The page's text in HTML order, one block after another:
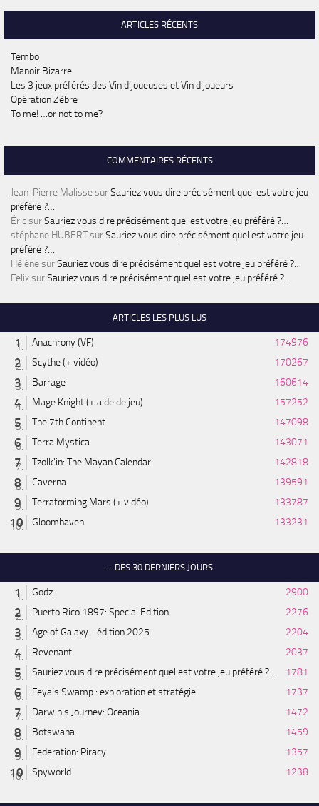
ARTICLES RÉCENTS
Tembo
Manoir Bizarre
Les 3 jeux préférés des Vin d’joueuses et Vin d’joueurs
Opération Zèbre
To me! …or not to me?
COMMENTAIRES RÉCENTS
Jean-Pierre MalissesurSauriez vous dire précisément quel est votre jeu
préféré ?…
ÉricsurSauriez vous dire précisément quel est votre jeu préféré ?…
stéphane HUBERTsurSauriez vous dire précisément quel est votre jeu
préféré ?…
HélènesurSauriez vous dire précisément quel est votre jeu préféré ?…
FelixsurSauriez vous dire précisément quel est votre jeu préféré ?…
ARTICLES LES PLUS LUS
Anachrony (VF)
174976
Scythe (+ vidéo)
170267
Barrage
160614
Mage Knight (+ aide de jeu)
157252
The 7th Continent
147098
Terra Mystica
143071
Tzolk'in: The Mayan Calendar
142818
Caverna
139591
Terraforming Mars (+ vidéo)
133787
Gloomhaven
133231
... DES 30 DERNIERS JOURS
Godz
2900
Puerto Rico 1897: Special Edition
2276
Age of Galaxy - édition 2025
2204
Revenant
2037
Sauriez vous dire précisément quel est votre jeu préféré ?...
1781
Feya’s Swamp : exploration et stratégie
1737
Darwin's Journey: Oceania
1472
Botswana
1459
Federation: Piracy
1357
Spyworld
1238